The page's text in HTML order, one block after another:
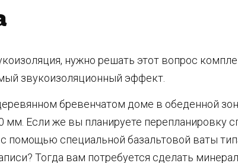
нужно решать этот вопрос
звукоизоляционный эффект.
бревенчатом доме в обеденной
Если же вы планируете перепланировку
помощью специальной базальтовой ваты
Тогда вам потребуется сделать